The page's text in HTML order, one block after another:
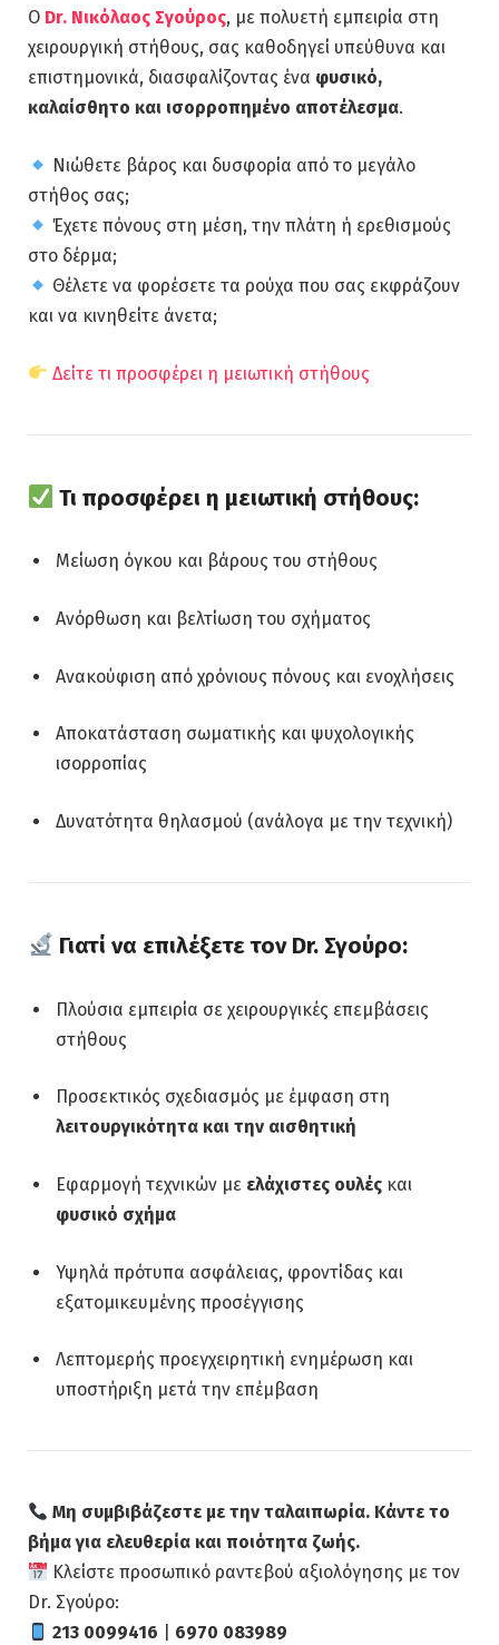
Ο Dr. Νικόλαος Σγούρος, με πολυετή εμπειρία στη
χειρουργική στήθους, σας καθοδηγεί υπεύθυνα και
επιστημονικά, διασφαλίζοντας ένα φυσικό,
καλαίσθητο και ισορροπημένο αποτέλεσμα.
Νιώθετε βάρος και δυσφορία από το μεγάλο
στήθος σας;
Έχετε πόνους στη μέση, την πλάτη ή ερεθισμούς
στο δέρμα;
Θέλετε να φορέσετε τα ρούχα που σας εκφράζουν
και να κινηθείτε άνετα;
Δείτε τι προσφέρει η μειωτική στήθους
Τι προσφέρει η μειωτική στήθους:
Μείωση όγκου και βάρους του στήθους
Ανόρθωση και βελτίωση του σχήματος
Ανακούφιση από χρόνιους πόνους και ενοχλήσεις
Αποκατάσταση σωματικής και ψυχολογικής
ισορροπίας
Δυνατότητα θηλασμού (ανάλογα με την τεχνική)
Γιατί να επιλέξετε τον Dr. Σγούρο:
Πλούσια εμπειρία σε χειρουργικές επεμβάσεις
στήθους
Προσεκτικός σχεδιασμός με έμφαση στη
λειτουργικότητα και την αισθητική
Εφαρμογή τεχνικών με ελάχιστες ουλές και
φυσικό σχήμα
Υψηλά πρότυπα ασφάλειας, φροντίδας και
εξατομικευμένης προσέγγισης
Λεπτομερής προεγχειρητική ενημέρωση και
υποστήριξη μετά την επέμβαση
Μη συμβιβάζεστε με την ταλαιπωρία. Κάντε το
βήμα για ελευθερία και ποιότητα ζωής.
Κλείστε προσωπικό ραντεβού αξιολόγησης με τον
Dr. Σγούρο:
213 0099416
6970 083989